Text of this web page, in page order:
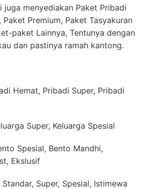
juga menyediakan Paket Pribadi
Paket Premium, Paket Tasyakuran
paket Lainnya, Tentunya dengan
dan pastinya ramah kantong.
Hemat, Pribadi Super, Pribadi
Super, Keluarga Spesial
Spesial, Bento Mandhi,
Ekslusif
Standar, Super, Spesial, Istimewa